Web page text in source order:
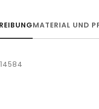
MATERIAL UND